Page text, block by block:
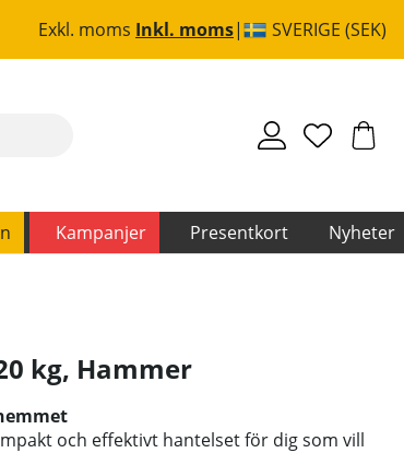
Exkl. moms Inkl. moms SVERIGE (SEK)
Kampanjer Presentkort Nyheter
kg, Hammer
och effektivt hantelset för dig som vill